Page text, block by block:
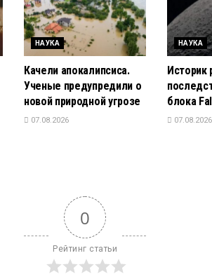
НАУКА
Качели апокалипсиса.
Ученые предупредили о
новой природной угрозе
07.08.2026
НАУКА
Историк
блока
07.08.2026
0
Рейтинг статьи